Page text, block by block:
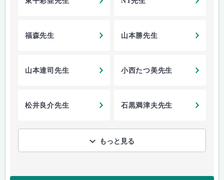
福森先生 山本勝先生
山本達司先生 小西たつ美先生
松井良介先生 石黒満津夫先生
もっと見る